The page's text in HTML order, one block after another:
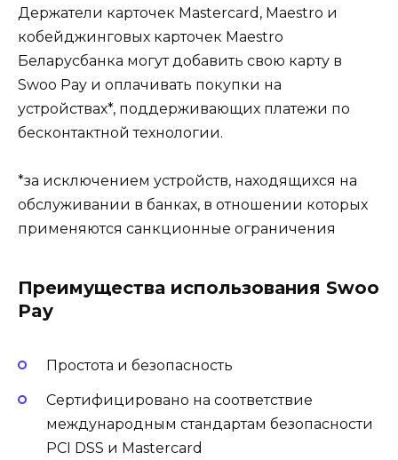
Держатели карточек Mastercard, Maestro и
кобейджинговых карточек Maestro
Беларусбанка могут добавить свою карту в
Swoo Pay и оплачивать покупки на
устройствах*, поддерживающих платежи по
бесконтактной технологии.
*за исключением устройств, находящихся на
обслуживании в банках, в отношении которых
применяются санкционные ограничения
Преимущества использования Swoo
Pay
Простота и безопасность
Сертифицировано на соответствие
международным стандартам безопасности
PCI DSS и Mastercard